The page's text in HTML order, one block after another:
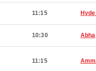
11:15
10:30 Abha
11:15